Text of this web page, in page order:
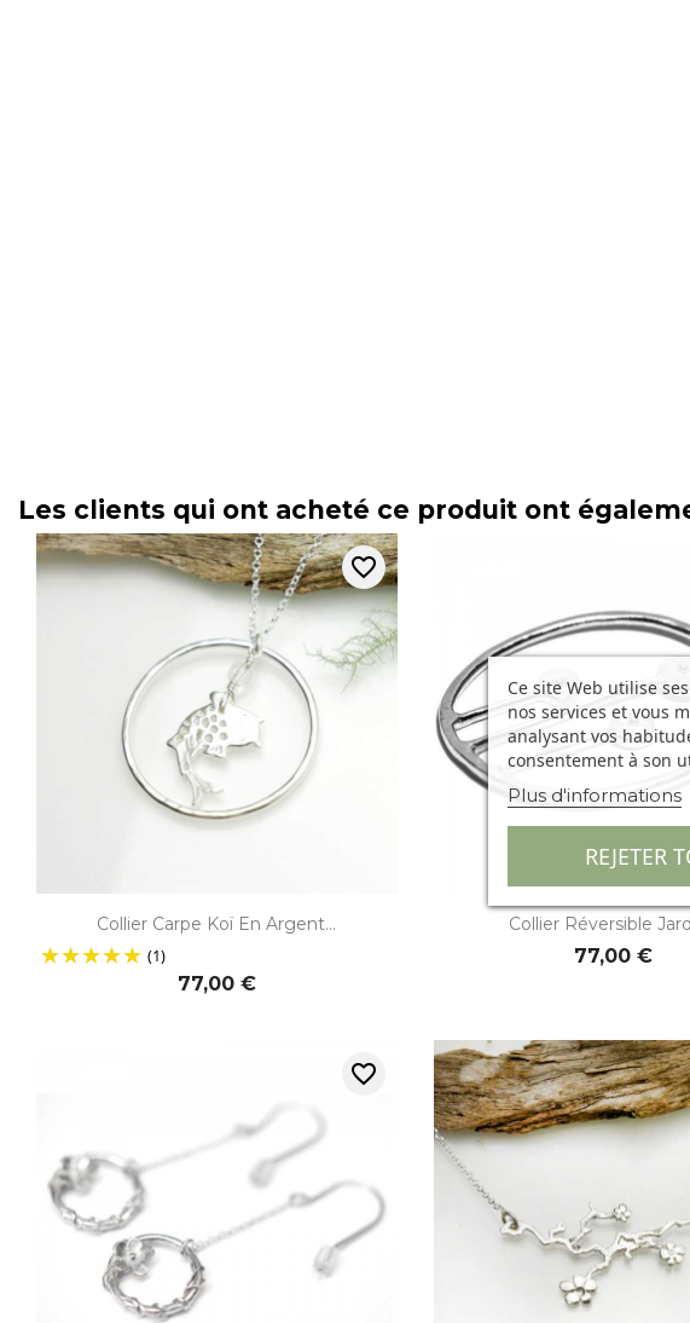
Les clients qui ont acheté ce produit ont
Aperçu rapide
Collier Carpe Koï En Argent...
(1)
77,00 €
favorite_border
Aperçu
Collier Réversible
77,00 €
favorite_border
Ce site Web utilise
nos services et vous
analysant vos
consentement à son
Plus d'informations
REJETER